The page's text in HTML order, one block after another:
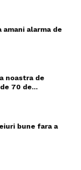
amani alarma de
noastra de
70 de...
bune fara a